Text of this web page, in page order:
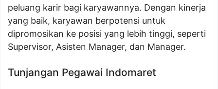
peluang karir bagi karyawannya. Dengan kinerja
yang baik, karyawan berpotensi untuk
dipromosikan ke posisi yang lebih tinggi, seperti
Supervisor, Asisten Manager, dan Manager.
Tunjangan Pegawai Indomaret